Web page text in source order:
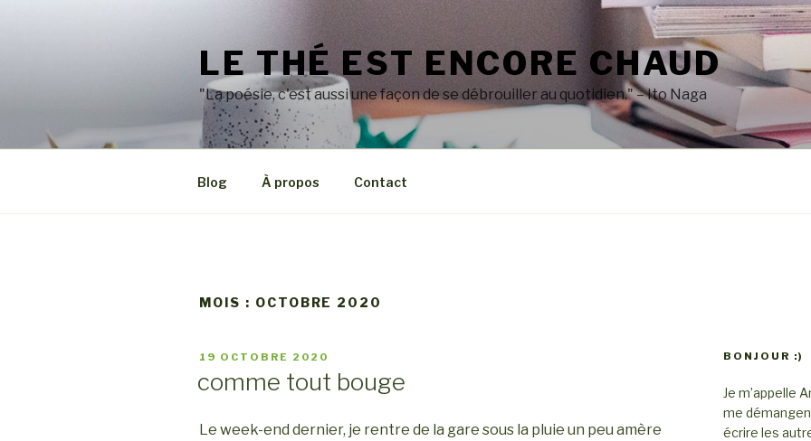
LE THÉ EST ENCORE CHAUD
"La poésie, c'est aussi une façon de se débrouiller au quotidien." – Ito Naga
Blog À propos Contact
MOIS : OCTOBRE 2020
PUBLIÉ
19 OCTOBRE 2020
comme tout bouge
Le week-end dernier, je rentre de la gare sous la pluie un peu amère
BONJOUR :)
Je m’appelle
me
écrire les